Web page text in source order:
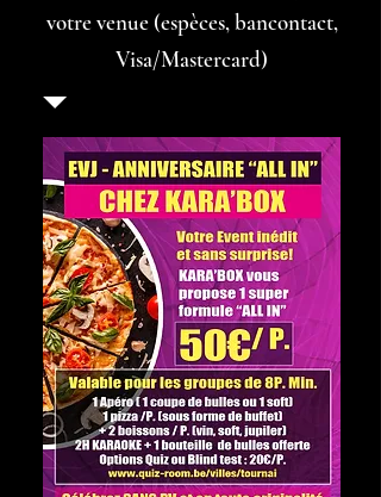
votre venue (espèces, bancontact,
Visa/Mastercard)